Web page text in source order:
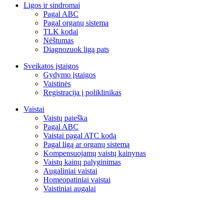
Ligos ir sindromai
Pagal ABC
Pagal organų sistemą
TLK kodai
Nėštumas
Diagnozuok ligą pats
Sveikatos įstaigos
Gydymo įstaigos
Vaistinės
Registracija į poliklinikas
Vaistai
Vaistų paieška
Pagal ABC
Vaistai pagal ATC kodą
Pagal ligą ar organų sistemą
Kompensuojamų vaistų kainynas
Vaistų kainų palyginimas
Augaliniai vaistai
Homeopatiniai vaistai
Vaistiniai augalai